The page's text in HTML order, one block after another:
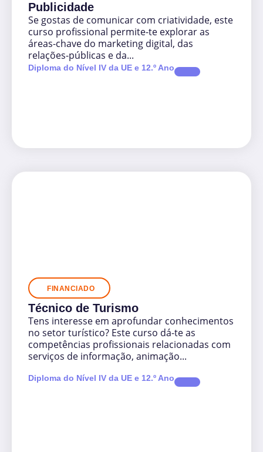
Publicidade
Se gostas de comunicar com criatividade, este
curso profissional permite-te explorar as
áreas-chave do marketing digital, das
relações-públicas e da...
Diploma do Nível IV da UE e 12.º Ano
FINANCIADO
Técnico de Turismo
Tens interesse em aprofundar conhecimentos
no setor turístico? Este curso dá-te as
competências profissionais relacionadas com
serviços de informação, animação...
Diploma do Nível IV da UE e 12.º Ano